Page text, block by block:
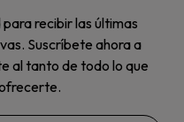
recibir las últimas
Suscríbete ahora a
al tanto de todo lo que